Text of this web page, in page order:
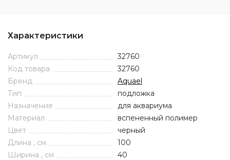
Характеристики
Артикул
32760
Код товара
32760
Бренд
Aquael
Тип
подложка
Назначение
для аквариума
Материал
вспененный полимер
Цвет
черный
Длина , см
100
Ширина , см
40